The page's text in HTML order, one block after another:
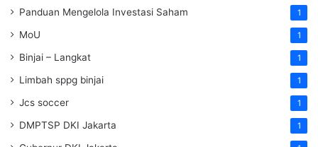
Panduan Mengelola Investasi Saham 1
MoU 1
Binjai – Langkat 1
Limbah sppg binjai 1
Jcs soccer 1
DMPTSP DKI Jakarta 1